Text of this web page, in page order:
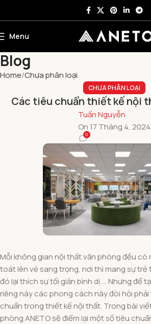
Menu
Blog
Home Chưa phân loại
CHƯA PHÂN LOẠI
Các tiêu chuẩn thiết kế nội
Tuấn Nguyễn
On 17 Tháng 4, 2024
0
Mỗi không gian nội thất văn phòng đều có
toát lên vẻ sang trọng, nơi thì mang sự trẻ
đó lại thích sự tối giản bình dị…. Nhưng để
riêng này các phong cách này đòi hỏi
chuẩn trong thiết kế nội thất. Trong bài
phòng ANETO sẽ điểm lại một số tiêu